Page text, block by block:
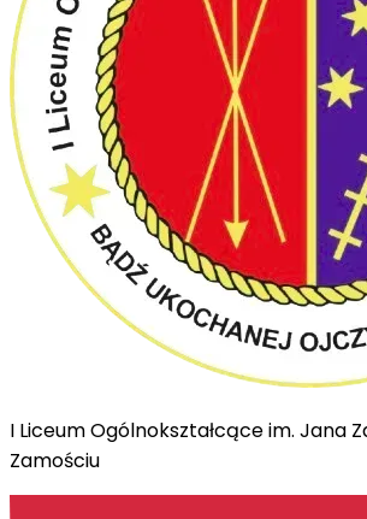
I Liceum Ogólnokształcące im. Jana
Zamościu